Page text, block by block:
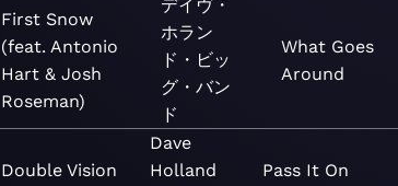
First Snow
(feat. Antonio
Hart & Josh
Roseman)
デイヴ・
ホラン
ド・ビッ
グ・バン
ド
What Goes
Around
Double Vision
Dave
Holland
Pass It On